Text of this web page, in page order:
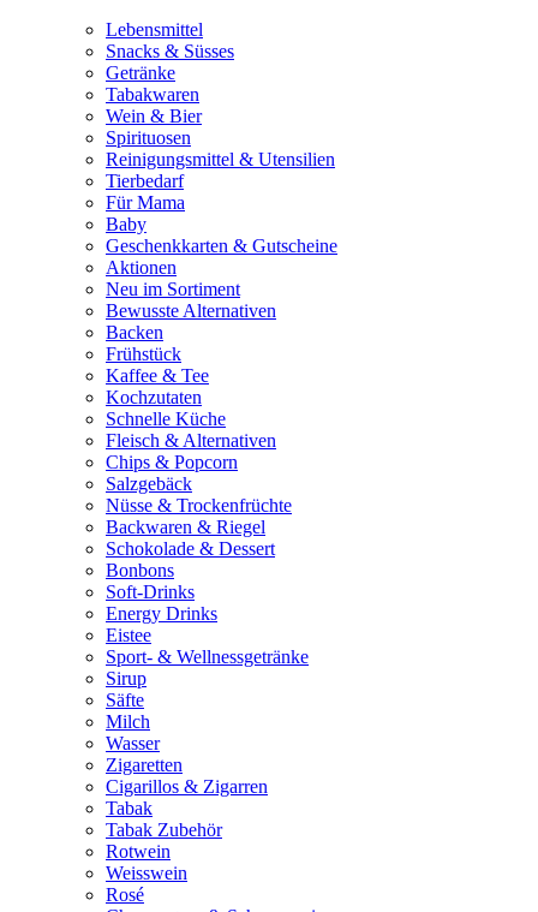
Lebensmittel
Snacks & Süsses
Getränke
Tabakwaren
Wein & Bier
Spirituosen
Reinigungsmittel & Utensilien
Tierbedarf
Für Mama
Baby
Geschenkkarten & Gutscheine
Aktionen
Neu im Sortiment
Bewusste Alternativen
Backen
Frühstück
Kaffee & Tee
Kochzutaten
Schnelle Küche
Fleisch & Alternativen
Chips & Popcorn
Salzgebäck
Nüsse & Trockenfrüchte
Backwaren & Riegel
Schokolade & Dessert
Bonbons
Soft-Drinks
Energy Drinks
Eistee
Sport- & Wellnessgetränke
Sirup
Säfte
Milch
Wasser
Zigaretten
Cigarillos & Zigarren
Tabak
Tabak Zubehör
Rotwein
Weisswein
Rosé